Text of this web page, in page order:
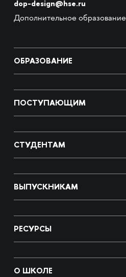
dop-design@hse.ru
Дополнительное образование
ОБРАЗОВАНИЕ
ПОСТУПАЮЩИМ
СТУДЕНТАМ
ВЫПУСКНИКАМ
РЕСУРСЫ
О ШКОЛЕ